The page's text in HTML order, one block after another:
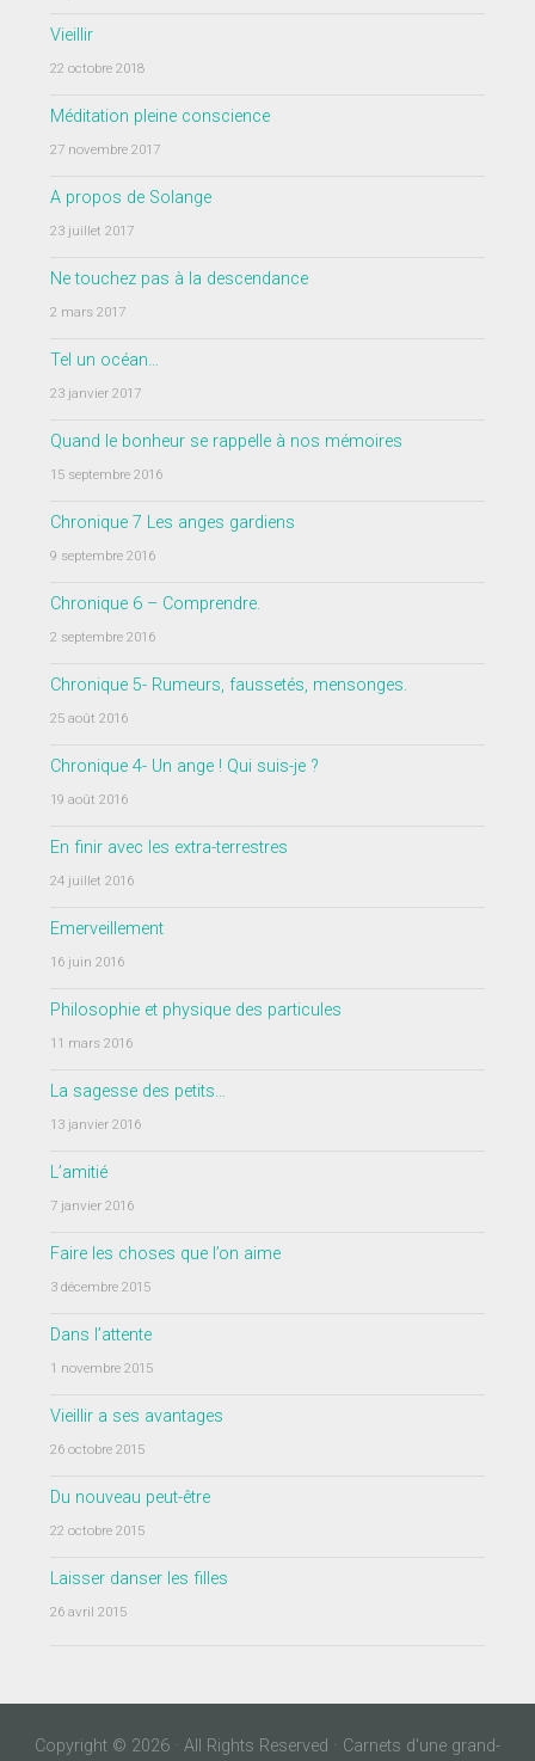
Vieillir
22 octobre 2018
Méditation pleine conscience
27 novembre 2017
A propos de Solange
23 juillet 2017
Ne touchez pas à la descendance
2 mars 2017
Tel un océan…
23 janvier 2017
Quand le bonheur se rappelle à nos mémoires
15 septembre 2016
Chronique 7 Les anges gardiens
9 septembre 2016
Chronique 6 – Comprendre.
2 septembre 2016
Chronique 5- Rumeurs, faussetés, mensonges.
25 août 2016
Chronique 4- Un ange ! Qui suis-je ?
19 août 2016
En finir avec les extra-terrestres
24 juillet 2016
Emerveillement
16 juin 2016
Philosophie et physique des particules
11 mars 2016
La sagesse des petits…
13 janvier 2016
L’amitié
7 janvier 2016
Faire les choses que l’on aime
3 décembre 2015
Dans l’attente
1 novembre 2015
Vieillir a ses avantages
26 octobre 2015
Du nouveau peut-être
22 octobre 2015
Laisser danser les filles
26 avril 2015
Copyright © 2026 · All Rights Reserved · Carnets d'une grand-